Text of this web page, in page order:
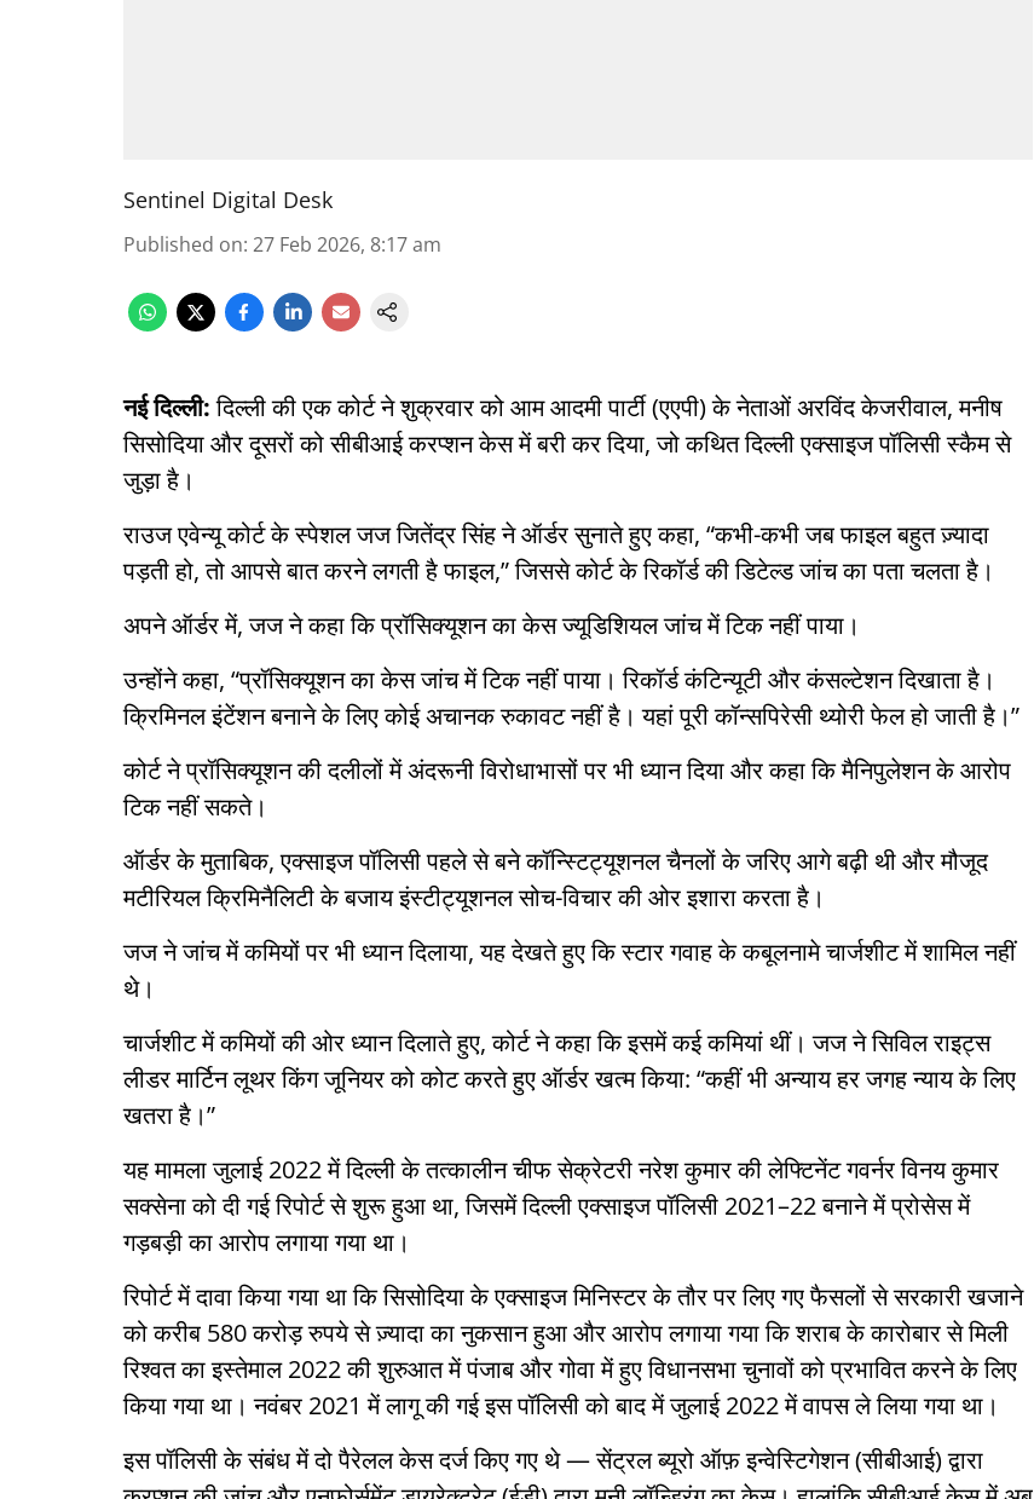
Sentinel Digital Desk
Published on: 27 Feb 2026, 8:17 am
नई दिल्ली:दिल्ली की एक कोर्ट ने शुक्रवार को आम आदमी पार्टी (एएपी) के नेताओं अरविंद केजरीवाल, मनीष
सिसोदिया और दूसरों को सीबीआई करप्शन केस में बरी कर दिया, जो कथित दिल्ली एक्साइज पॉलिसी स्कैम से
जुड़ा है।
राउज एवेन्यू कोर्ट के स्पेशल जज जितेंद्र सिंह ने ऑर्डर सुनाते हुए कहा, “कभी-कभी जब फाइल बहुत ज़्यादा
पड़ती हो, तो आपसे बात करने लगती है फाइल,” जिससे कोर्ट के रिकॉर्ड की डिटेल्ड जांच का पता चलता है।
अपने ऑर्डर में, जज ने कहा कि प्रॉसिक्यूशन का केस ज्यूडिशियल जांच में टिक नहीं पाया।
उन्होंने कहा, “प्रॉसिक्यूशन का केस जांच में टिक नहीं पाया। रिकॉर्ड कंटिन्यूटी और कंसल्टेशन दिखाता है।
क्रिमिनल इंटेंशन बनाने के लिए कोई अचानक रुकावट नहीं है। यहां पूरी कॉन्सपिरेसी थ्योरी फेल हो जाती है।”
कोर्ट ने प्रॉसिक्यूशन की दलीलों में अंदरूनी विरोधाभासों पर भी ध्यान दिया और कहा कि मैनिपुलेशन के आरोप
टिक नहीं सकते।
ऑर्डर के मुताबिक, एक्साइज पॉलिसी पहले से बने कॉन्स्टिट्यूशनल चैनलों के जरिए आगे बढ़ी थी और मौजूद
मटीरियल क्रिमिनैलिटी के बजाय इंस्टीट्यूशनल सोच-विचार की ओर इशारा करता है।
जज ने जांच में कमियों पर भी ध्यान दिलाया, यह देखते हुए कि स्टार गवाह के कबूलनामे चार्जशीट में शामिल नहीं
थे।
चार्जशीट में कमियों की ओर ध्यान दिलाते हुए, कोर्ट ने कहा कि इसमें कई कमियां थीं। जज ने सिविल राइट्स
लीडर मार्टिन लूथर किंग जूनियर को कोट करते हुए ऑर्डर खत्म किया: “कहीं भी अन्याय हर जगह न्याय के लिए
खतरा है।”
यह मामला जुलाई 2022 में दिल्ली के तत्कालीन चीफ सेक्रेटरी नरेश कुमार की लेफ्टिनेंट गवर्नर विनय कुमार
सक्सेना को दी गई रिपोर्ट से शुरू हुआ था, जिसमें दिल्ली एक्साइज पॉलिसी 2021–22 बनाने में प्रोसेस में
गड़बड़ी का आरोप लगाया गया था।
रिपोर्ट में दावा किया गया था कि सिसोदिया के एक्साइज मिनिस्टर के तौर पर लिए गए फैसलों से सरकारी खजाने
को करीब 580 करोड़ रुपये से ज़्यादा का नुकसान हुआ और आरोप लगाया गया कि शराब के कारोबार से मिली
रिश्वत का इस्तेमाल 2022 की शुरुआत में पंजाब और गोवा में हुए विधानसभा चुनावों को प्रभावित करने के लिए
किया गया था। नवंबर 2021 में लागू की गई इस पॉलिसी को बाद में जुलाई 2022 में वापस ले लिया गया था।
इस पॉलिसी के संबंध में दो पैरेलल केस दर्ज किए गए थे — सेंट्रल ब्यूरो ऑफ़ इन्वेस्टिगेशन (सीबीआई) द्वारा